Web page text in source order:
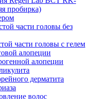
пробирка)
части головы без
части головы с гелем
алопеции
алопеции
дерматита
волос